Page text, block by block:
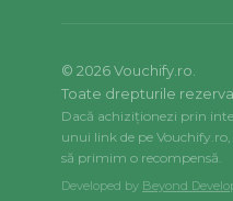
© 2026Vouchify.ro.
Toate drepturile
Dacă achiziționezi prin
unui link de pe Vouchify.ro,
să primim o recompensă.
Developed by Beyond